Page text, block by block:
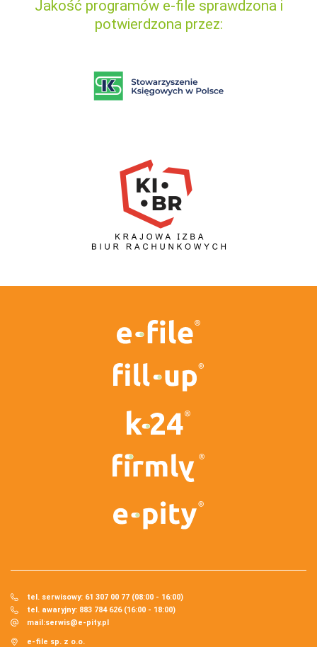
Jakość programów e-file sprawdzona i
potwierdzona przez:
tel. serwisowy: 61 307 00 77 (08:00 - 16:00)
tel. awaryjny: 883 784 626 (16:00 - 18:00)
mail:serwis@e-pity.pl
e-file sp. z o.o.